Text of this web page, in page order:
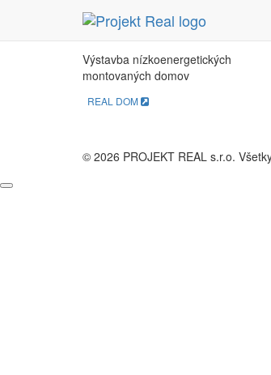
REAL DOM
Výstavba nízkoenergetických
montovaných domov
REAL DOM
© 2026 PROJEKT REAL s.r.o.